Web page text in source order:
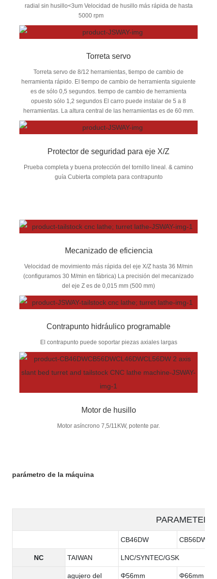
radial sin husillo<3um Velocidad de husillo más rápida de hasta
5000 rpm
Torreta servo
Torreta servo de 8/12 herramientas, tiempo de cambio de
herramienta rápido. El tiempo de cambio de herramienta siguiente
es de sólo 0,5 segundos. tiempo de cambio de herramienta
opuesto sólo 1,2 segundos El carro puede instalar de 5 a 8
herramientas. La altura central de las herramientas es de 60 mm.
Protector de seguridad para eje X/Z
Prueba completa y buena protección del tornillo lineal. & camino
guía Cubierta completa para contrapunto
Mecanizado de eficiencia
Velocidad de movimiento más rápida del eje X/Z hasta 36 M/min
(configuramos 30 M/min en fábrica) La precisión del mecanizado
del eje Z es de 0,015 mm (500 mm)
Contrapunto hidráulico programable
El contrapunto puede soportar piezas axiales largas
Motor de husillo
Motor asíncrono 7,5/11KW, potente par.
parámetro de la máquina
PARAMETER
CB46DW CB56DW
NC TAIWAN LNC/SYNTEC/GSK
agujero del Φ56mm Φ66mm